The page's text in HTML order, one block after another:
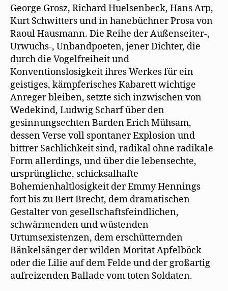
George Grosz, Richard Huelsenbeck, Hans Arp,
Kurt Schwitters und in hanebüchner Prosa von
Raoul Hausmann. Die Reihe der Außenseiter-,
Urwuchs-, Unbandpoeten, jener Dichter, die
durch die Vogelfreiheit und
Konventionslosigkeit ihres Werkes für ein
geistiges, kämpferisches Kabarett wichtige
Anreger bleiben, setzte sich inzwischen von
Wedekind, Ludwig Scharf über den
gesinnungsechten Barden Erich Mühsam,
dessen Verse voll spontaner Explosion und
bittrer Sachlichkeit sind, radikal ohne radikale
Form allerdings, und über die lebensechte,
ursprüngliche, schicksalhafte
Bohemienhaltlosigkeit der Emmy Hennings
fort bis zu Bert Brecht, dem dramatischen
Gestalter von gesellschaftsfeindlichen,
schwärmenden und wüstenden
Urtumsexistenzen, dem erschütternden
Bänkelsänger der wilden Moritat Apfelböck
oder die Lilie auf dem Felde und der großartig
aufreizenden Ballade vom toten Soldaten.